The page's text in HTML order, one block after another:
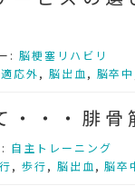
:脳梗塞リハビリ
応外, 脳出血 , 脳卒中
・・・腓
自主トレーニング
,歩行, 脳出血 ,脳卒